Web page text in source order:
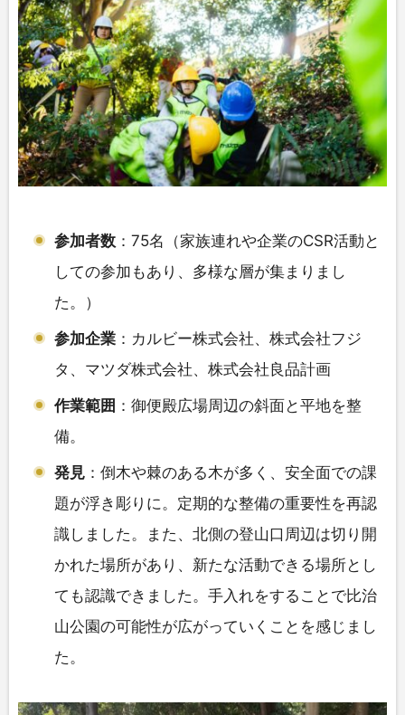
参加者数 ：75名（家族連れや企業のCSR活動と
しての参加もあり、多様な層が集まりまし
た。）
参加企業 ：カルビー株式会社、株式会社フジ
タ、マツダ株式会社、株式会社良品計画
作業範囲 ：御便殿広場周辺の斜面と平地を整
備。
発見 ：倒木や棘のある木が多く、安全面での課
題が浮き彫りに。定期的な整備の重要性を再認
識しました。また、北側の登山口周辺は切り開
かれた場所があり、新たな活動できる場所とし
ても認識できました。手入れをすることで比治
山公園の可能性が広がっていくことを感じまし
た。